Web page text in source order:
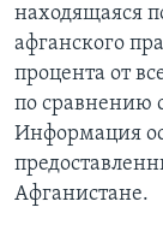
находящаяся
афганского
процента от
по сравнению
Информация
Афганистане.